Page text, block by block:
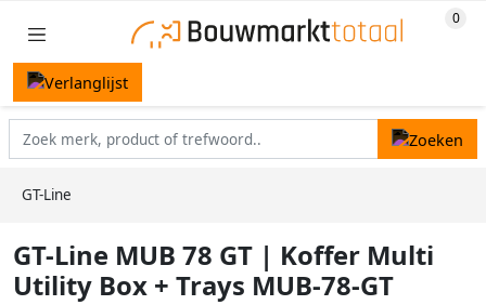
GT-Line
GT-Line MUB 78 GT | Koffer Multi
Utility Box + Trays MUB-78-GT